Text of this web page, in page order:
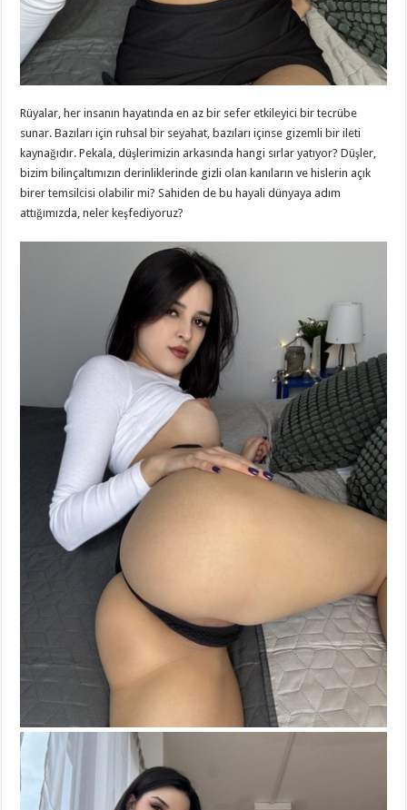
Rüyalar, her insanın hayatında en az bir sefer etkileyici bir tecrübe
sunar. Bazıları için ruhsal bir seyahat, bazıları içinse gizemli bir ileti
kaynağıdır. Pekala, düşlerimizin arkasında hangi sırlar yatıyor? Düşler,
bizim bilinçaltımızın derinliklerinde gizli olan kanıların ve hislerin açık
birer temsilcisi olabilir mi? Sahiden de bu hayali dünyaya adım
attığımızda, neler keşfediyoruz?